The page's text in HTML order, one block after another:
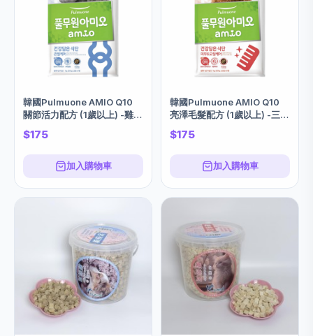
韓國Pulmuone AMIO Q10
關節活力配方 (1歲以上) -雞肉
1KG
$175
加入購物車
韓國Pulmuone AMIO Q10
亮澤毛髮配方 (1歲以上) -三文
魚味 1KG
$175
加入購物車